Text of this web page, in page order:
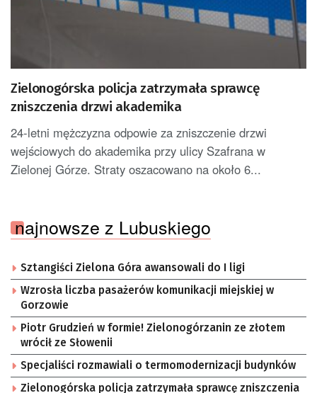
Zielonogórska policja zatrzymała sprawcę
zniszczenia drzwi akademika
24-letni mężczyzna odpowie za zniszczenie drzwi
wejściowych do akademika przy ulicy Szafrana w
Zielonej Górze. Straty oszacowano na około 6...
najnowsze z Lubuskiego
Sztangiści Zielona Góra awansowali do I ligi
Wzrosła liczba pasażerów komunikacji miejskiej w
Gorzowie
Piotr Grudzień w formie! Zielonogórzanin ze złotem
wrócił ze Słowenii
Specjaliści rozmawiali o termomodernizacji budynków
Zielonogórska policja zatrzymała sprawcę zniszczenia